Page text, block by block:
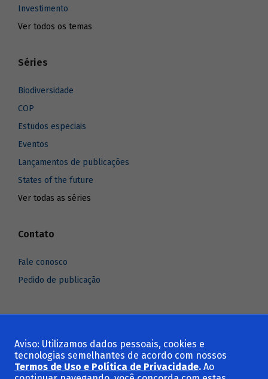
Investimento
Ver todos os temas
Séries
Biodiversidade
COP
Estudos especiais
Eventos
Lançamentos de publicações
States of the future
Ver todas as séries
Contato
Fale conosco
Pedido de publicação
Voltar ao topo
Aviso: Utilizamos dados pessoais, cookies e
tecnologias semelhantes de acordo com nossos
Termos de Uso e Política de Privacidade. Ao